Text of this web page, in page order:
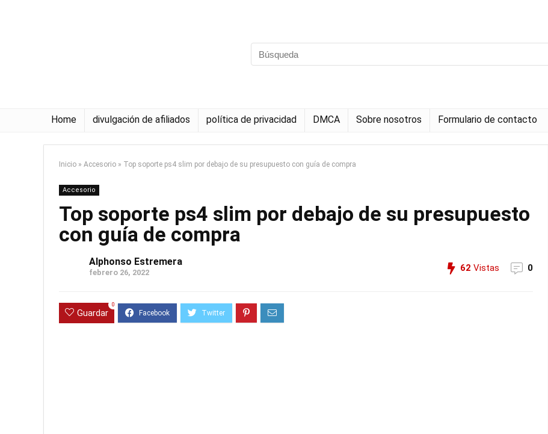
Home divulgación de afiliados política de privacidad DMCA Sobre nosotros Formulario de contacto
Inicio » Accesorio » Top soporte ps4 slim por debajo de su presupuesto con guía de compra
Accesorio
Top soporte ps4 slim por debajo de su presupuesto
con guía de compra
Alphonso Estremera
febrero 26, 2022 62 Vistas 0
Guardar
0